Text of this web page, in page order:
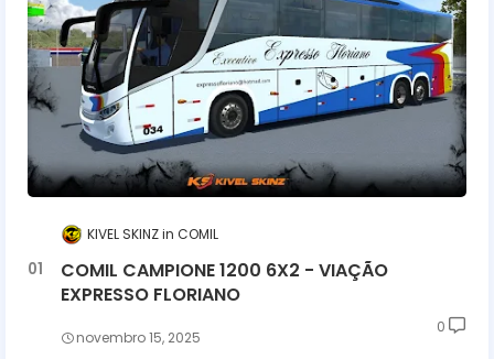
KIVEL SKINZ COMIL
COMIL CAMPIONE 1200 6X2 - VIAÇÃO
EXPRESSO FLORIANO
novembro 15, 2025
0